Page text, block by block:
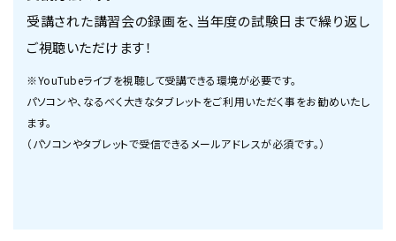
受講された講習会の録画を、当年度の試験日まで繰り返し
ご視聴いただけます！
※YouTubeライブを視聴して受講できる環境が必要です。
パソコンや、なるべく大きなタブレットをご利用いただく事をお勧めいたし
ます。
（パソコンやタブレットで受信できるメールアドレスが必須です。）